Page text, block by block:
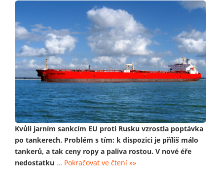
Kvůli jarním sankcím EU proti Rusku vzrostla poptávka
po tankerech. Problém s tím: k dispozici je příliš málo
tankerů, a tak ceny ropy a paliva rostou. V nové éře
nedostatku ... Pokračovat ve čtení »»